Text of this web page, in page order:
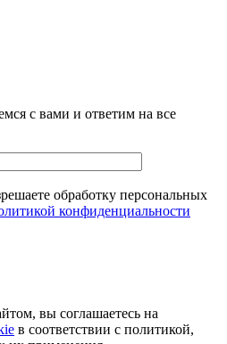
с вами и ответим на все
обработку персональных
конфиденциальности
вы соглашаетесь на
в соответствии с политикой,